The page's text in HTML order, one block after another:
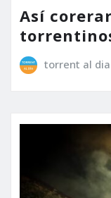
Así
torrent al dia